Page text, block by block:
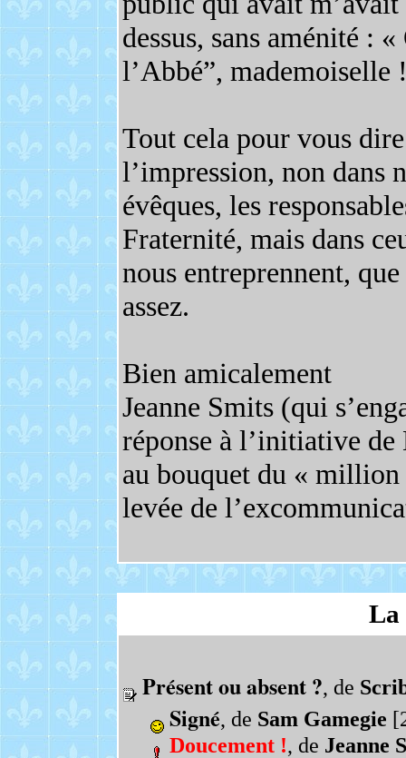
dessus, sans aménité :
l’Abbé”, mademoiselle
Tout cela pour vous
l’impression, non dans
évêques, les
Fraternité, mais dans
nous entreprennent,
assez.
Bien amicalement
Jeanne Smits (qui
réponse à l’initiative
au bouquet du « million
levée de
La
Présent ou absent ?, de
Signé, de Sam Gamegie
Doucement !, de Jeanne